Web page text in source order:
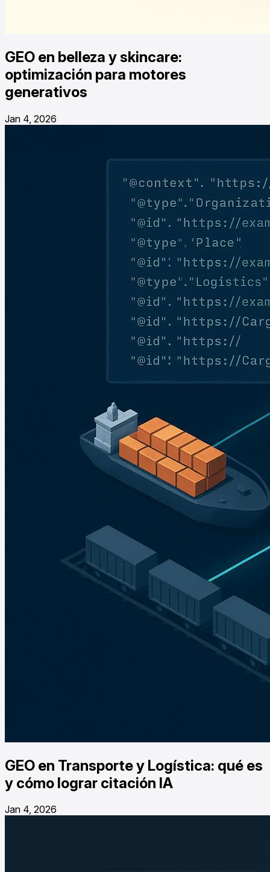
GEO en belleza y skincare:
optimización para motores
generativos
Jan 4, 2026
GEO en Transporte y Logística: qué es
y cómo lograr citación IA
Jan 4, 2026